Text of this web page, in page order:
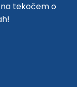
tekočem o